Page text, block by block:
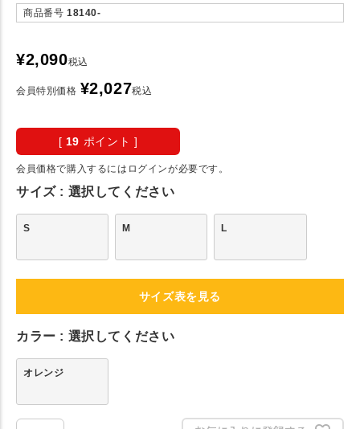
商品番号 18140-
¥2,090税込
会員特別価格 ¥2,027税込
[ 19 ポイント ]
会員価格で購入するにはログインが必要です。
サイズ 選択してください
S M L
サイズ表を見る
カラー 選択してください
オレンジ